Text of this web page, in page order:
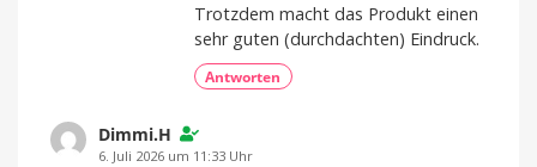
Trotzdem macht das Produkt einen
sehr guten (durchdachten) Eindruck.
Antworten
Dimmi.H
6. Juli 2026 um 11:33 Uhr